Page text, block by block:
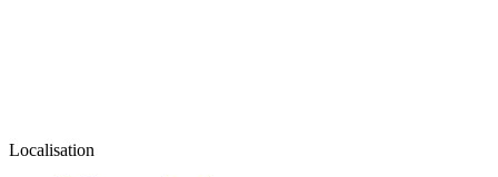
Localisation